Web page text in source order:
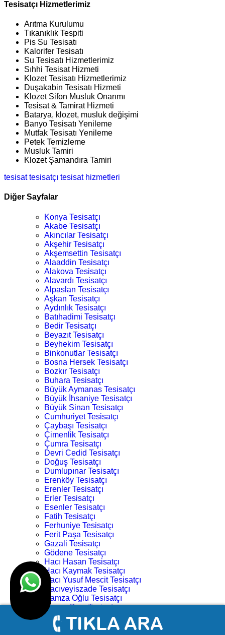
Tesisatçı Hizmetlerimiz
Arıtma Kurulumu
Tıkanıklık Tespiti
Pis Su Tesisatı
Kalorifer Tesisatı
Su Tesisatı Hizmetlerimiz
Sıhhi Tesisat Hizmeti
Klozet Tesisatı Hizmetlerimiz
Duşakabin Tesisatı Hizmeti
Klozet Sifon Musluk Onarımı
Tesisat & Tamirat Hizmeti
Batarya, klozet, musluk değişimi
Banyo Tesisatı Yenileme
Mutfak Tesisatı Yenileme
Petek Temizleme
Musluk Tamiri
Klozet Şamandıra Tamiri
tesisattesisatçı tesisat hizmetleri
Diğer Sayfalar
Konya Tesisatçı
Akabe Tesisatçı
Akıncılar Tesisatçı
Akşehir Tesisatçı
Akşemsettin Tesisatçı
Alaaddin Tesisatçı
Alakova Tesisatçı
Alavardı Tesisatçı
Alpaslan Tesisatçı
Aşkan Tesisatçı
Aydınlık Tesisatçı
Batıhadimi Tesisatçı
Bedir Tesisatçı
Beyazıt Tesisatçı
Beyhekim Tesisatçı
Binkonutlar Tesisatçı
Bosna Hersek Tesisatçı
Bozkır Tesisatçı
Buhara Tesisatçı
Büyük Aymanas Tesisatçı
Büyük İhsaniye Tesisatçı
Büyük Sinan Tesisatçı
Cumhuriyet Tesisatçı
Çaybaşı Tesisatçı
Çimenlik Tesisatçı
Çumra Tesisatçı
Devri Cedid Tesisatçı
Doğuş Tesisatçı
Dumlupınar Tesisatçı
Erenköy Tesisatçı
Erenler Tesisatçı
Erler Tesisatçı
Esenler Tesisatçı
Fatih Tesisatçı
Ferhuniye Tesisatçı
Ferit Paşa Tesisatçı
Gazali Tesisatçı
Gödene Tesisatçı
Hacı Hasan Tesisatçı
Hacı Kaymak Tesisatçı
Hacı Yusuf Mescit Tesisatçı
Hacıveyiszade Tesisatçı
Hamza Oğlu Tesisatçı
Hanay Başı Tesisatçı
Harmancık Tesisatçı
Hocacihan Tesisatçı